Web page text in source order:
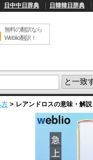
日中中日辞典 日韓韓日辞典
無料の翻訳なら
Weblio翻訳！
方 > レアンドロスの意味・解説